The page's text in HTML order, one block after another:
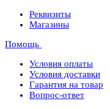
Реквизиты
Магазины
Помощь
Условия оплаты
Условия доставки
Гарантия на товар
Вопрос-ответ